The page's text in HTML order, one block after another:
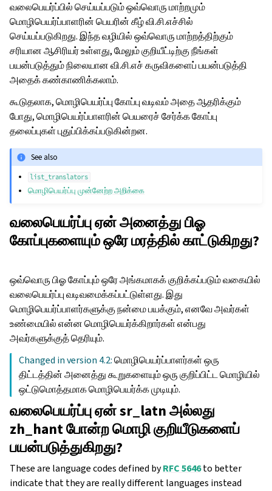
வலைபெயர்ப்பில் செய்யப்படும் ஒவ்வொரு மாற்றமும்
மொழிபெயர்ப்பாளரின் பெயரின் கீழ் வி.சி.எச்சில்
செய்யப்படுகிறது. இந்த வழியில் ஒவ்வொரு மாற்றத்திற்கும்
சரியான ஆசிரியர் உள்ளது, மேலும் குறியீட்டிற்கு நீங்கள்
பயன்படுத்தும் நிலையான வி.சி.எச் கருவிகளைப் பயன்படுத்தி
அதைக் கண்காணிக்கலாம்.
கூடுதலாக, மொழிபெயர்ப்பு கோப்பு வடிவம் அதை ஆதரிக்கும்
போது, மொழிபெயர்ப்பாளரின் பெயரைச் சேர்க்க கோப்பு
தலைப்புகள் புதுப்பிக்கப்படுகின்றன.
See also
list_translators
மொழிபெயர்ப்பு முன்னேற்ற அறிக்கை
வலைபெயர்ப்பு ஏன் அனைத்து பிஓ
கோப்புகளையும் ஒரே மரத்தில் காட்டுகிறது?
ஒவ்வொரு பிஓ கோப்பும் ஒரே அங்கமாகக் குறிக்கப்படும் வகையில்
வலைபெயர்ப்பு வடிவமைக்கப்பட்டுள்ளது. இது
மொழிபெயர்ப்பாளர்களுக்கு நன்மை பயக்கும், எனவே அவர்கள்
உண்மையில் என்ன மொழிபெயர்க்கிறார்கள் என்பது
அவர்களுக்குத் தெரியும்.
Changed in version 4.2:மொழிபெயர்ப்பாளர்கள் ஒரு
திட்டத்தின் அனைத்து கூறுகளையும் ஒரு குறிப்பிட்ட மொழியில்
ஒட்டுமொத்தமாக மொழிபெயர்க்க முடியும்.
வலைபெயர்ப்பு ஏன் sr_latn அல்லது
zh_hant போன்ற மொழி குறியீடுகளைப்
பயன்படுத்துகிறது?
These are language codes defined byRFC 5646to better
indicate that they are really different languages instead